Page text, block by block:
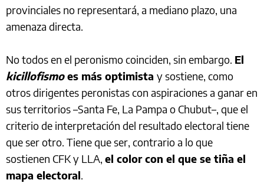
provinciales no representará, a mediano plazo, una
amenaza directa.
No todos en el peronismo coinciden, sin embargo. El
kicillofismoes más optimista y sostiene, como
otros dirigentes peronistas con aspiraciones a ganar en
sus territorios –Santa Fe, La Pampa o Chubut–, que el
criterio de interpretación del resultado electoral tiene
que ser otro. Tiene que ser, contrario a lo que
sostienen CFK y LLA, el color con el que se tiña el
mapa electoral.